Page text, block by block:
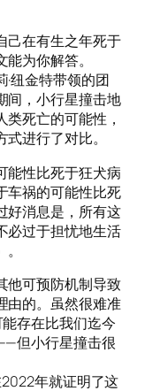
己在有生之年死于
为你解答。
纽金特带领的团
间，小行星撞击地
死亡的可能性，
进行了对比。
能性比死于狂犬病
车祸的可能性比死
好消息是，所有这
必过于担忧地生活
他可预防机制导致
由的。虽然很难准
存在比我们迄今
但小行星撞击很
年就证明了这